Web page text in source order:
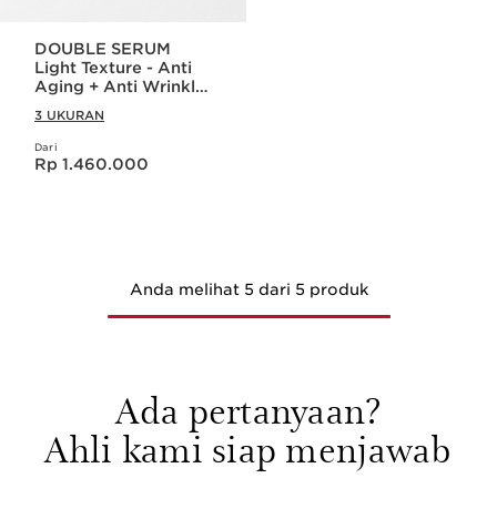
DOUBLE SERUM
Light Texture - Anti
Aging + Anti Wrinkle
3 UKURAN
Dari
Harga sekarang Rp 1.460.000
Rp 1.460.000
Anda melihat 5 dari 5 produk
Ada pertanyaan?
Ahli kami siap menjawab